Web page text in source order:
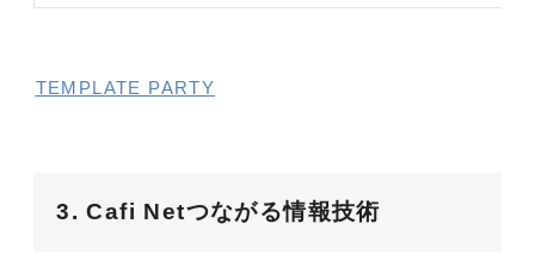
TEMPLATE PARTY
3. Cafi Netつながる情報技術